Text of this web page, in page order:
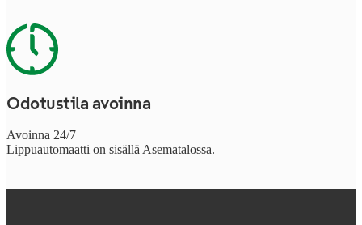
Odotustila avoinna
Avoinna 24/7
Lippuautomaatti on sisällä Asematalossa.